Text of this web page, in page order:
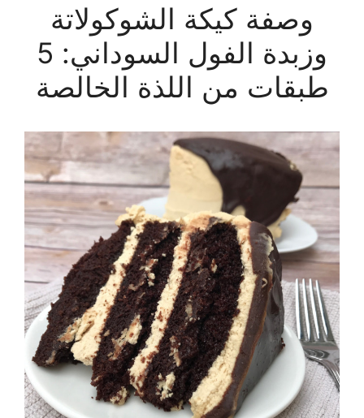
وصفة كيكة الشوكولاتة
وزبدة الفول السوداني: 5
طبقات من اللذة الخالصة